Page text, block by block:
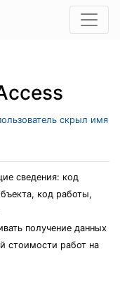
скрыл имя
сведения: код
код работы,
получение данных
стоимости работ на